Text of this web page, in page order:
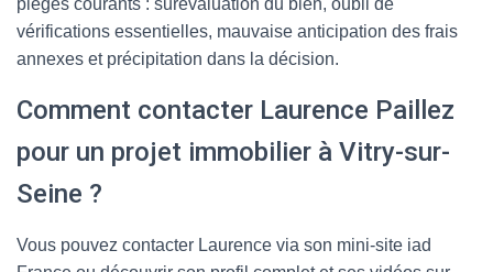
pièges courants : surévaluation du bien, oubli de
vérifications essentielles, mauvaise anticipation des frais
annexes et précipitation dans la décision.
Comment contacter Laurence Paillez
pour un projet immobilier à Vitry-sur-
Seine ?
Vous pouvez contacter Laurence via son mini-site iad